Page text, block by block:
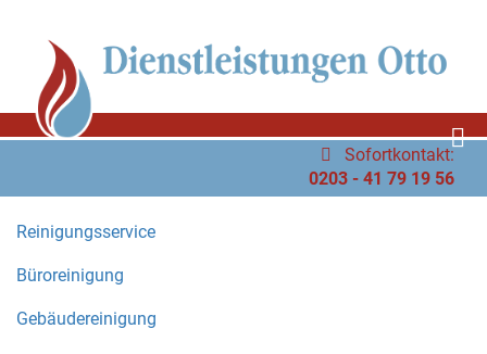
Sofortkontakt:
0203 - 41 79 19 56
Reinigungsservice
Büroreinigung
Gebäudereinigung